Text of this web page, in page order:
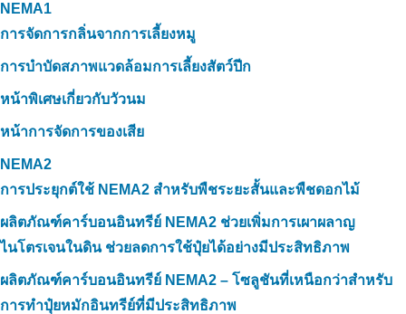
NEMA1
การจัดการกลิ่นจากการเลี้ยงหมู
การบำบัดสภาพแวดล้อมการเลี้ยงสัตว์ปีก
หน้าพิเศษเกี่ยวกับวัวนม
หน้าการจัดการของเสีย
NEMA2
การประยุกต์ใช้ NEMA2 สำหรับพืชระยะสั้นและพืชดอกไม้
ผลิตภัณฑ์คาร์บอนอินทรีย์ NEMA2 ช่วยเพิ่มการเผาผลาญ
ไนโตรเจนในดิน ช่วยลดการใช้ปุ๋ยได้อย่างมีประสิทธิภาพ
ผลิตภัณฑ์คาร์บอนอินทรีย์ NEMA2 – โซลูชันที่เหนือกว่าสำหรับ
การทำปุ๋ยหมักอินทรีย์ที่มีประสิทธิภาพ